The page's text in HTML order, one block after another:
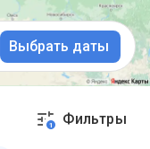
Выбрать даты
1 Фильтры